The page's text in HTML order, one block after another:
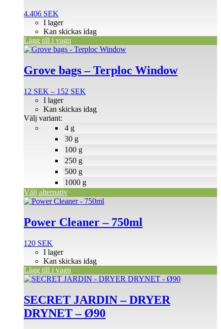
4.406 SEK
I lager
Kan skickas idag
Lägg till i vagn
Grove bags – Terploc Window
12 SEK – 152 SEK
till
4 g
30 g
100 g
250 g
500 g
1000 g
I lager
Kan skickas idag
Välj variant:
Välj alternativ
Den
produkten
har
varianter.
olika
alternativen
Power Cleaner – 750ml
120 SEK
I lager
Kan skickas idag
Lägg till i vagn
SECRET JARDIN – DRYER
DRYNET – Ø90